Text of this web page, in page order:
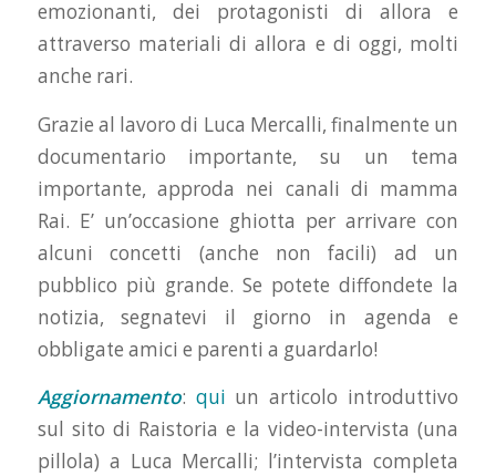
emozionanti, dei protagonisti di allora e
attraverso materiali di allora e di oggi, molti
anche rari.
Grazie al lavoro di Luca Mercalli, finalmente un
documentario importante, su un tema
importante, approda nei canali di mamma
Rai. E’ un’occasione ghiotta per arrivare con
alcuni concetti (anche non facili) ad un
pubblico più grande. Se potete diffondete la
notizia, segnatevi il giorno in agenda e
obbligate amici e parenti a guardarlo!
Aggiornamento: qui un articolo introduttivo
sul sito di Raistoria e la video-intervista (una
pillola) a Luca Mercalli; l’intervista completa